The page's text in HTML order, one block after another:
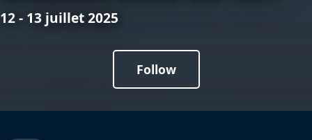
12 - 13 juillet 2025
Follow